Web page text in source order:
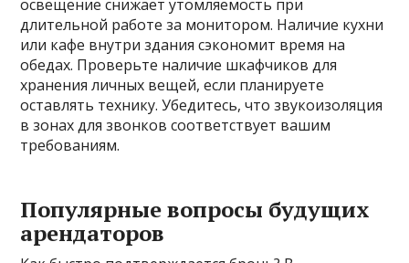
освещение снижает утомляемость при
длительной работе за монитором. Наличие кухни
или кафе внутри здания сэкономит время на
обедах. Проверьте наличие шкафчиков для
хранения личных вещей, если планируете
оставлять технику. Убедитесь, что звукоизоляция
в зонах для звонков соответствует вашим
требованиям.
Популярные вопросы будущих
арендаторов